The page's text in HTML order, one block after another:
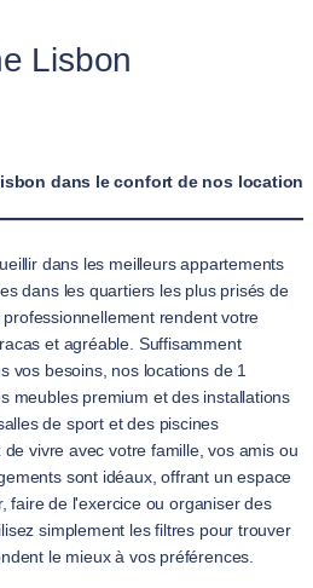
Lisbon
dans le confort de nos
dans les meilleurs appartements
dans les quartiers les plus prisés de
rendent votre
et agréable. Suffisamment
vos besoins, nos locations de 1
meubles premium et des installations
de sport et des piscines
vivre avec votre famille, vos amis ou
sont idéaux, offrant un espace
faire de l'exercice ou organiser des
simplement les filtres pour trouver
le mieux à vos préférences.